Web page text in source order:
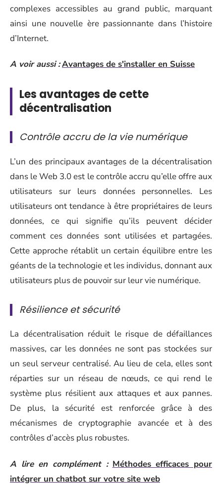
complexes accessibles au grand public, marquant
ainsi une nouvelle ère passionnante dans l’histoire
d’Internet.
A voir aussi :Avantages de s'installer en Suisse
Les avantages de cette
décentralisation
Contrôle accru de la vie numérique
L’un des principaux avantages de la décentralisation
dans le Web 3.0 est le contrôle accru qu’elle offre aux
utilisateurs sur leurs données personnelles. Les
utilisateurs ont tendance à être propriétaires de leurs
données, ce qui signifie qu’ils peuvent décider
comment ces données sont utilisées et partagées.
Cette approche rétablit un certain équilibre entre les
géants de la technologie et les individus, donnant aux
utilisateurs plus de pouvoir sur leur vie numérique.
Résilience et sécurité
La décentralisation réduit le risque de défaillances
massives, car les données ne sont pas stockées sur
un seul serveur centralisé. Au lieu de cela, elles sont
réparties sur un réseau de nœuds, ce qui rend le
système plus résilient aux attaques et aux pannes.
De plus, la sécurité est renforcée grâce à des
mécanismes de cryptographie avancée et à des
contrôles d’accès plus robustes.
A lire en complément : Méthodes efficaces pour
intégrer un chatbot sur votre site web